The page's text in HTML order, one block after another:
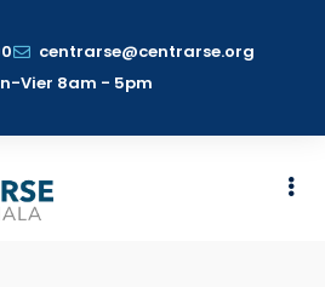
centrarse@centrarse.org
Vier 8am - 5pm